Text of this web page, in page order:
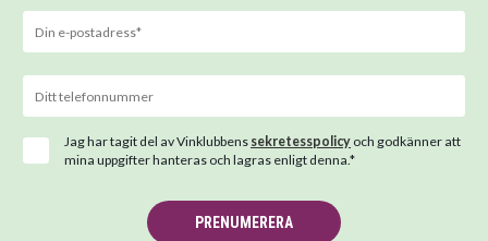
Jag har tagit del av Vinklubbens sekretesspolicy och godkänner att
mina uppgifter hanteras och lagras enligt denna.*
PRENUMERERA